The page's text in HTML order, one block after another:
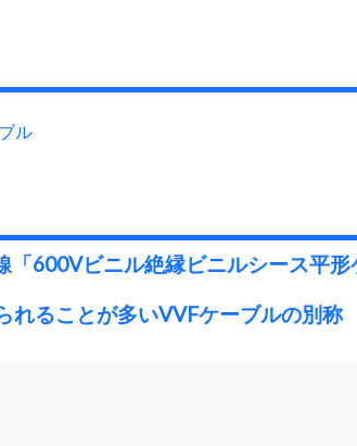
ル
「600Vビニル絶縁ビニルシース平形
れることが多いVVFケーブルの別称